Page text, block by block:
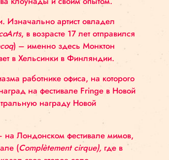
в «Беседах о цирке», расскажет
для студентов Латвийской
искусства клоунады и своим
Зеландии. Изначально артист
Зеландии
(Jacques Lecoq
артист живет в Хельсинки в